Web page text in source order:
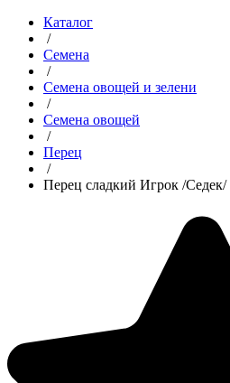
Каталог
/
Семена
/
Семена овощей и зелени
/
Семена овощей
/
Перец
/
Перец сладкий Игрок /Седек/